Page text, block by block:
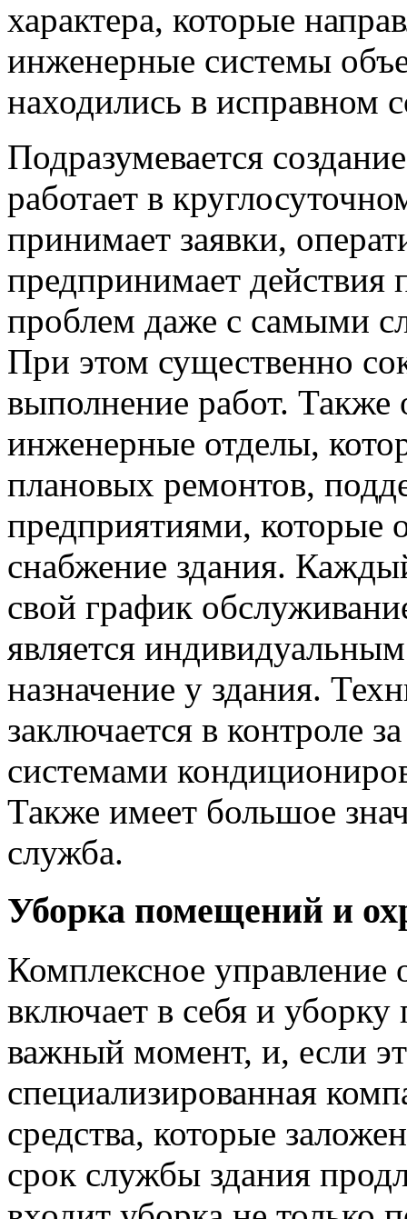
характера, которые
инженерные системы
находились в исправном
Подразумевается
работает в
принимает заявки,
предпринимает
проблем даже с самыми
При этом существенно
выполнение работ. Также
инженерные отделы,
плановых ремонтов,
предприятиями, которые
снабжение здания.
свой график
является
назначение у здания.
заключается в контроле
системами
Также имеет большое
служба.
Уборка помещений и
Комплексное
включает в себя и
важный момент, и, если
специализированная
средства, которые
срок службы здания